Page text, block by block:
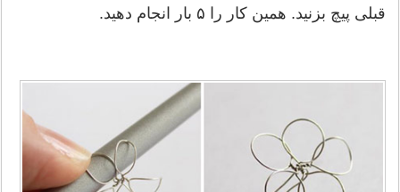
قبلی پیچ بزنید. همین کار را ۵ بار انجام دهید.